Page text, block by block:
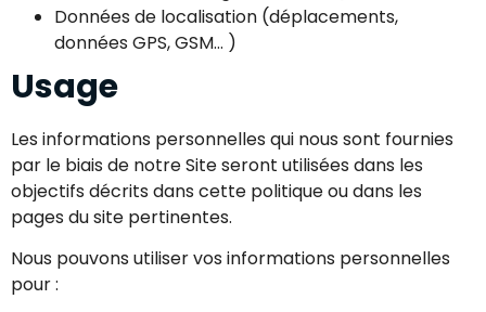
Données de localisation (déplacements,
données GPS, GSM… )
Usage
Les informations personnelles qui nous sont fournies
par le biais de notre Site seront utilisées dans les
objectifs décrits dans cette politique ou dans les
pages du site pertinentes.
Nous pouvons utiliser vos informations personnelles
pour :